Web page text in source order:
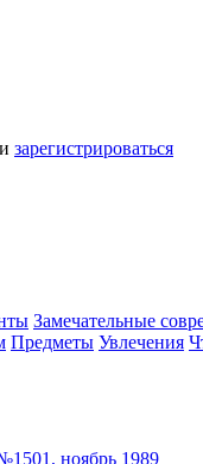
зарегистрироваться
Замечательные
Предметы Увлечения
ноябрь 1989